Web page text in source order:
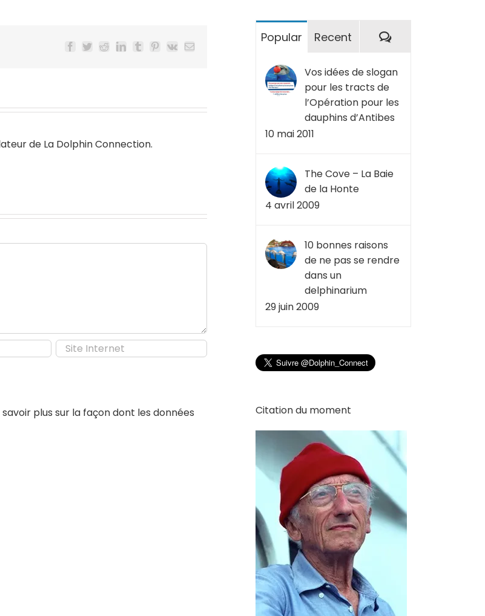
Facebook
TwitterRedditLinkedIn
TumblrPinterest
Vk Email
de La Dolphin Connection.
savoir plus sur la façon dont les données
Popular Recent Commentaires
Vos idées de slogan
pour les tracts de
l’Opération pour les
dauphins d’Antibes
10 mai 2011
The Cove – La Baie
de la Honte
4 avril 2009
10 bonnes raisons
de ne pas se rendre
dans un
delphinarium
29 juin 2009
Citation du moment